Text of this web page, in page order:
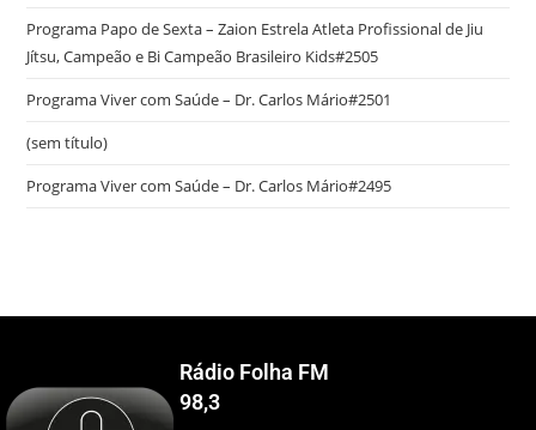
Programa Papo de Sexta – Zaion Estrela Atleta Profissional de Jiu
Jítsu, Campeão e Bi Campeão Brasileiro Kids#2505
Programa Viver com Saúde – Dr. Carlos Mário#2501
(sem título)
Programa Viver com Saúde – Dr. Carlos Mário#2495
Rádio Folha FM
98,3